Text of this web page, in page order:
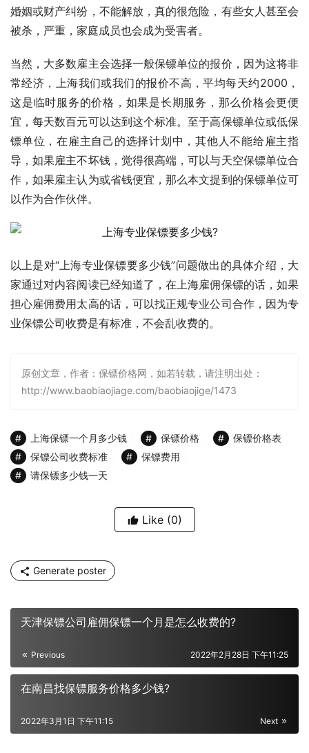
婚姻或财产纠纷，不能解放，真的很危险，有些女人甚至会
被杀，严重，家庭成员也会成为受害者。
当然，大多数雇主会选择一般保镖单位的报价，因为这将非
常经济，上海我们或我们的报价不高，平均每天约2000，
这是临时服务的价格，如果是长期服务，那么价格会更便
宜，每天数百元可以达到这个标准。至于高保镖单位或低保
镖单位，在雇主自己的选择计划中，其他人不能给雇主指
导，如果雇主不坏钱，觉得很高端，可以与天空保镖单位合
作，如果雇主认为或省钱便宜，那么本文提到的保镖单位可
以作为合作伙伴。
以上是对“上海专业保镖要多少钱”问题做出的具体介绍，大
家通过对内容阅读已经知道了，在上海雇佣保镖的话，如果
担心雇佣费用太高的话，可以找正规专业公司合作，因为专
业保镖公司收费是有标准，不会乱收费的。
原创文章，作者：保镖价格网，如若转载，请注明出处：
http://www.baobiaojiage.com/baobiaojige/1473
上海保镖一个月多少钱 保镖价格
保镖价格表
保镖公司收费标准
保镖费用
请保镖多少钱一天
Like (0)
Generate poster
天津保镖公司雇佣保镖一个月是怎么收费的?
Previous 2022年2月28日 下午11:25
在南昌找保镖服务价格多少钱?
Next
2022年3月1日 下午11:15